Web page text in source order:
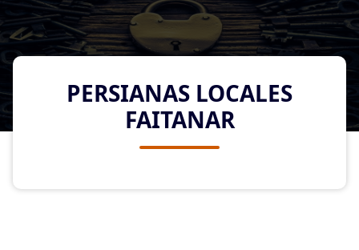
PERSIANAS LOCALES
FAITANAR